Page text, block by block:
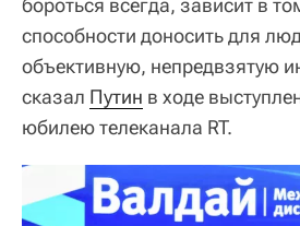
способности доносить для
объективную, непредвзятую
сказал Путин в ходе
юбилею телеканала RT.